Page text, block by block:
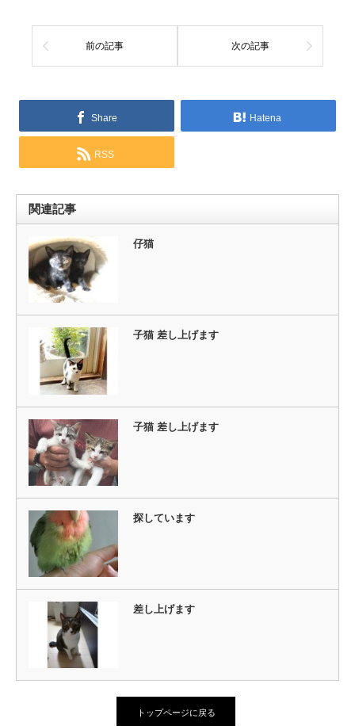
前の記事 次の記事
Share Hatena
RSS
関連記事
仔猫
子猫 差し上げます
子猫 差し上げます
探しています
差し上げます
トップページに戻る